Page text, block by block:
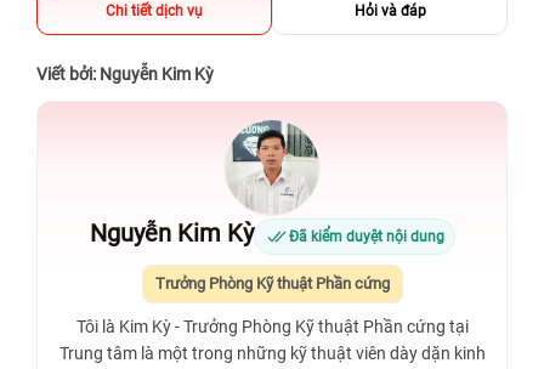
Chi tiết dịch vụ Hỏi và đáp
Viết bởi: Nguyễn Kim Kỳ
Nguyễn Kim Kỳ Đã kiểm duyệt nội dung
Trưởng Phòng Kỹ thuật Phần cứng
Tôi là Kim Kỳ - Trưởng Phòng Kỹ thuật Phần cứng tại
Trung tâm là một trong những kỹ thuật viên dày dặn kinh